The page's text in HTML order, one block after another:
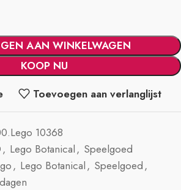
AAN WINKELWAGEN
KOOP NU
Toevoegen aan verlanglijst
10368
, Lego Botanical, Speelgoed
, Lego Botanical, Speelgoed,